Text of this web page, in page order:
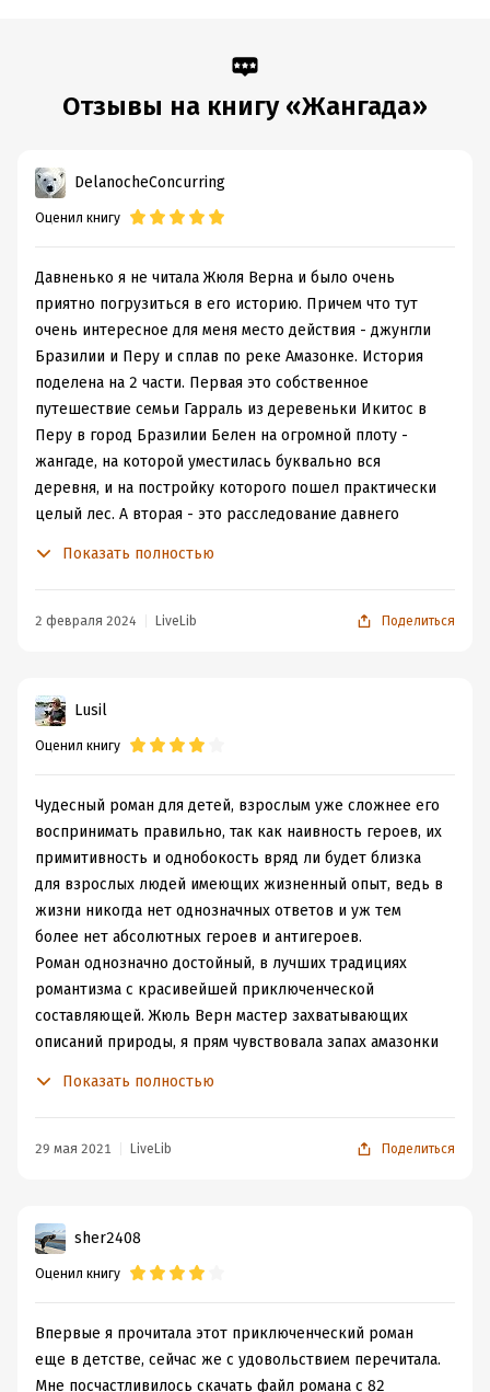
Отзывы на книгу «Жангада»
DelanocheConcurring
Оценил книгу
Давненько я не читала Жюля Верна и было очень
приятно погрузиться в его историю. Причем что тут
очень интересное для меня место действия - джунгли
Бразилии и Перу и сплав по реке Амазонке. История
поделена на 2 части. Первая это собственное
путешествие семьи Гарраль из деревеньки Икитос в
Перу в город Бразилии Белен на огромной плоту -
жангаде, на которой уместилась буквально вся
деревня, и на постройку которого пошел практически
целый лес. А вторая - это расследование давнего
семейства Гарраль много лет назад.
Амазонке. Приключения и подробные описания
природы, фауны, поселений встречающихся на пути
героев. Очень атмосферно вышло. Мне прямо очень
связанная с раскрытием давнего преступления,
разгадкой замысловатого шифра было очень
увлекательна.
Герои конечно очень идеализированы. Хорошие -
просто необычайно хорошие, плохие - истинные
злодеи. Никаких полутонов. Но это не испортило
впечатления от истории, т.к. сама приключенческая и
описательные части очень понравились.
Показать полностью
2 февраля 2024 LiveLib Поделиться
Lusil
Оценил книгу
Чудесный роман для детей, взрослым уже сложнее его
воспринимать правильно, так как наивность героев, их
примитивность и однобокость вряд ли будет близка
для взрослых людей имеющих жизненный опыт, ведь в
жизни никогда нет однозначных ответов и уж тем
более нет абсолютных героев и антигероев.
Роман однозначно достойный, в лучших традициях
романтизма с красивейшей приключенческой
составляющей. Жюль Верн мастер захватывающих
описаний природы, я прям чувствовала запах амазонки
воображение и это великолепно, можно самому даже
В книге описана достаточно легкая для восприятия
детективная линия. Читатель сразу знает, что герой
"хороший" и все плохое о нем сказанное большая
последнего не понятна судьба главного героя,
которому хочется сопереживать. Остальные герои
(почти все) такие же чудесные, добрые и поэтому
Показать полностью
29 мая 2021 LiveLib Поделиться
sher2408
Оценил книгу
Впервые я прочитала этот приключенческий роман
еще в детстве, сейчас же с удовольствием перечитала.
Мне посчастливилось скачать файл романа с 82